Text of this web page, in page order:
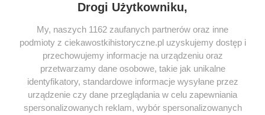
Keates
KOMENTARZE
Dodaj komentarz
Drogi Użytkowniku,
My, naszych 1162 zaufanych partnerów oraz inne
podmioty z ciekawostkihistoryczne.pl uzyskujemy dostęp i
przechowujemy informacje na urządzeniu oraz
przetwarzamy dane osobowe, takie jak unikalne
identyfikatory, standardowe informacje wysyłane przez
urządzenie czy dane przeglądania w celu zapewniania
spersonalizowanych reklam, wybór spersonalizowanych